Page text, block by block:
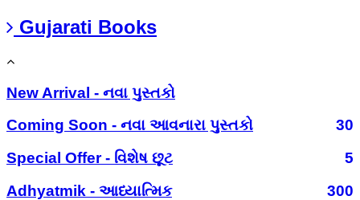
Gujarati Books
New Arrival - નવા પુસ્તકો
Coming Soon - નવા આવનારા પુસ્તકો
30
Special Offer - વિશેષ છૂટ
5
Adhyatmik - આધ્યાત્મિક
300